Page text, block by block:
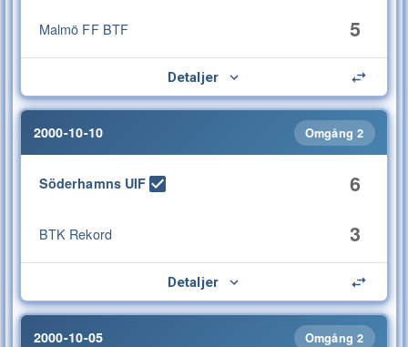
Malmö FF BTF 5
Detaljer
2000-10-10 Omgång 2
Söderhamns UIF 6
BTK Rekord 3
Detaljer
2000-10-05 Omgång 2